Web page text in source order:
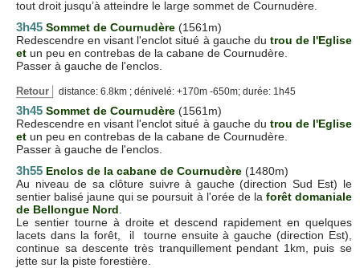
tout droit jusqu’à atteindre le large sommet de Cournudère.
3h45 Sommet de Cournudère (1561m)
Redescendre en visant l'enclot situé à gauche du trou de l'Eglise
et un peu en contrebas de la cabane de Cournudère.
Passer à gauche de l'enclos.
Retour distance: 6.8km ; dénivelé: +170m -650m; durée: 1h45
3h45 Sommet de Cournudère (1561m)
Redescendre en visant l'enclot situé à gauche du trou de l'Eglise
et un peu en contrebas de la cabane de Cournudère.
Passer à gauche de l'enclos.
3h55 Enclos de la cabane de Cournudère (1480m)
Au niveau de sa clôture suivre à gauche (direction Sud Est) le
sentier balisé jaune qui se poursuit à l'orée de la forêt domaniale
de Bellongue Nord
Le sentier tourne à droite et descend rapidement en quelques
lacets dans la forêt, il tourne ensuite à gauche (direction Est),
continue sa descente très tranquillement pendant 1km, puis se
jette sur la piste forestière.